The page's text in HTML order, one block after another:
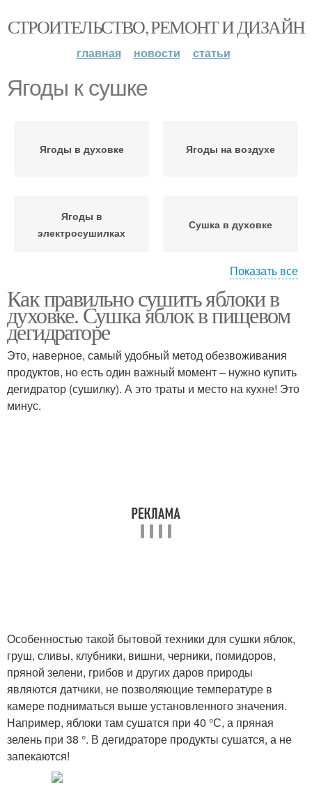
СТРОИТЕЛЬСТВО, РЕМОНТ И ДИЗАЙН
главная новости статьи
Ягоды к сушке
Ягоды в духовке Ягоды на воздухе
Ягоды в
электросушилках
Сушка в духовке
Естественная сушка
Показать все
Как правильно сушить яблоки в
духовке. Сушка яблок в пищевом
дегидраторе
Это, наверное, самый удобный метод обезвоживания
продуктов, но есть один важный момент – нужно купить
дегидратор (сушилку). А это траты и место на кухне! Это
минус.
Особенностью такой бытовой техники для сушки яблок,
груш, сливы, клубники, вишни, черники, помидоров,
пряной зелени, грибов и других даров природы
являются датчики, не позволяющие температуре в
камере подниматься выше установленного значения.
Например, яблоки там сушатся при 40 °С, а пряная
зелень при 38 °. В дегидраторе продукты сушатся, а не
запекаются!